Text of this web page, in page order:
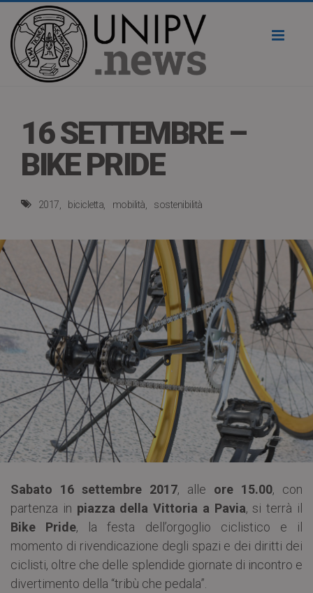
16 SETTEMBRE –
BIKE PRIDE
2017 bicicletta mobilità sostenibilità
Sabato 16 settembre 2017, alle ore 15.00, con
partenza in piazza della Vittoria a Pavia, si terrà il
Bike Pride, la festa dell’orgoglio ciclistico e il
momento di rivendicazione degli spazi e dei diritti dei
ciclisti, oltre che delle splendide giornate di incontro e
divertimento della “tribù che pedala”.